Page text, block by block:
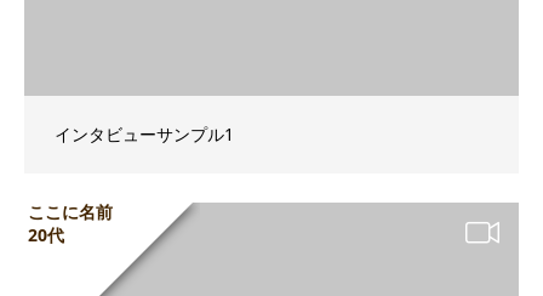
インタビューサンプル1
ここに名前
20代